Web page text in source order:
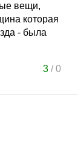
вещи,
которая
- была
3/0